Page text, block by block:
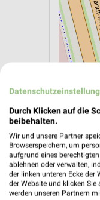
Durch Klicken auf die
beibehalten.
Wir und unsere Partner
Browserspeichern, um
aufgrund eines berechtigten
ablehnen oder verwalten,
der linken unteren Ecke der
der Website und klicken Sie
werden unseren Partnern